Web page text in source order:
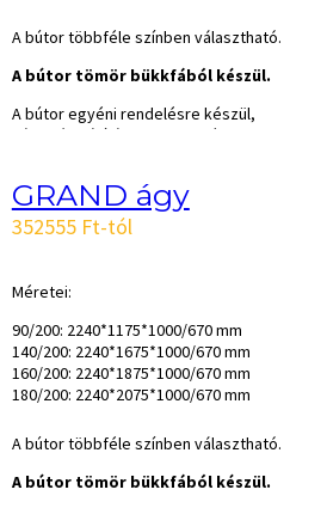
A bútor többféle színben választható.
A bútor tömör bükkfából készül.
A bútor egyéni rendelésre készül,
várható szállítási ideje 6-8 hét.
GRAND ágy
352555 Ft-tól
Méretei:
90/200: 2240*1175*1000/670 mm
140/200: 2240*1675*1000/670 mm
160/200: 2240*1875*1000/670 mm
180/200: 2240*2075*1000/670 mm
A bútor többféle színben választható.
A bútor tömör bükkfából készül.